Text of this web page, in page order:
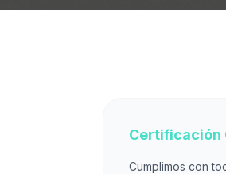
Certificación
Cumplimos con